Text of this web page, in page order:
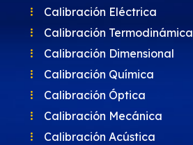
Calibración Eléctrica
Calibración Termodinámica
Calibración Dimensional
Calibración Química
Calibración Óptica
Calibración Mecánica
Calibración Acústica